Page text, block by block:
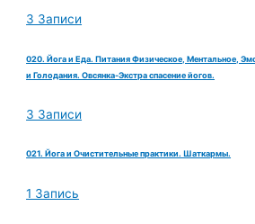
3 Записи
020. Йога и Еда. Питания Физическое, Ментальное,
и Голодания. Овсянка-Экстра спасение йогов.
3 Записи
021. Йога и Очистительные практики. Шаткармы.
1 Запись